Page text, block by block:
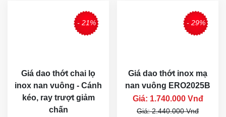
- 21%
Giá dao thớt chai lọ
inox nan vuông - Cánh
kéo, ray trượt giảm
chấn
- 29%
Giá dao thớt inox mạ
nan vuông ERO2025B
Giá: 1.740.000 Vnđ
Giá: 2.440.000 Vnđ